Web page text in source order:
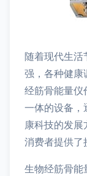
随着现代生活
强，各种健康
经筋骨能量仪
一体的设备，
康科技的发展
消费者提供了
生物经筋骨能